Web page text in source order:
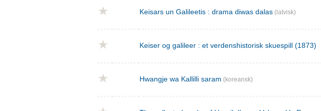
Keisars un Galileetis : drama diwas dalas (latvisk)
Keiser og galileer : et verdenshistorisk skuespill (1873)
Hwangje wa Kallilli saram (koreansk)